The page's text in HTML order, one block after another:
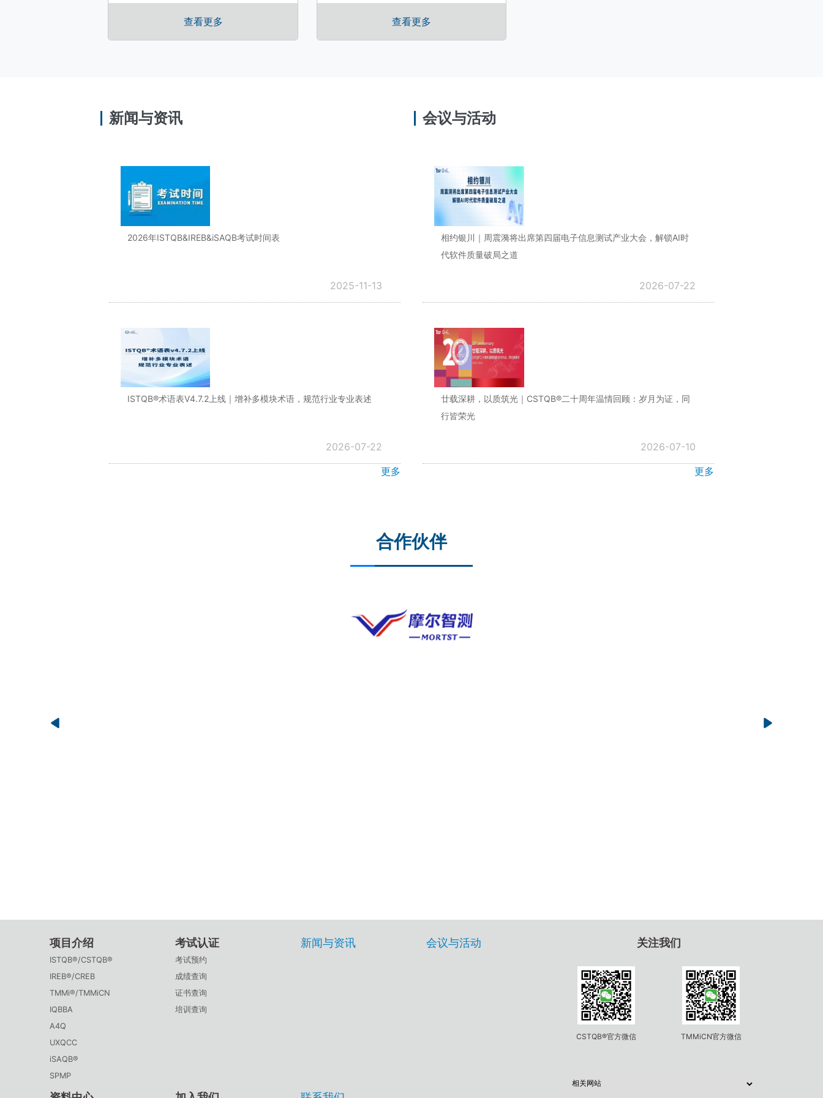
查看更多 查看更多
新闻与资讯
2026年ISTQB&IREB&iSAQB考试时间表
2025-11-13
ISTQB®术语表V4.7.2上线｜增补多模块术语，规范行业专业表述
2026-07-22
更多
会议与活动
相约银川｜周震漪将出席第四届电子信息测试产业大会，解锁AI时
代软件质量破局之道
2026-07-22
廿载深耕，以质筑光｜CSTQB®二十周年温情回顾：岁月为证，同
行皆荣光
2026-07-10
更多
合作伙伴
项目介绍
ISTQB®/CSTQB®
IREB®/CREB
TMMi®/TMMiCN
IQBBA
A4Q
UXQCC
iSAQB®
SPMP
考试认证
考试预约
成绩查询
证书查询
培训查询
新闻与资讯 会议与活动 关注我们
CSTQB®官方微信 TMMiCN官方微信